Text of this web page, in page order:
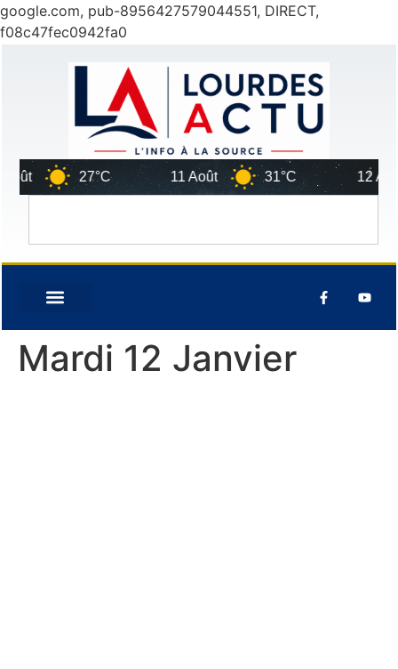
google.com, pub-8956427579044551, DIRECT,
f08c47fec0942fa0
27°C 11 Août 31°C 12 Août
Mardi 12 Janvier